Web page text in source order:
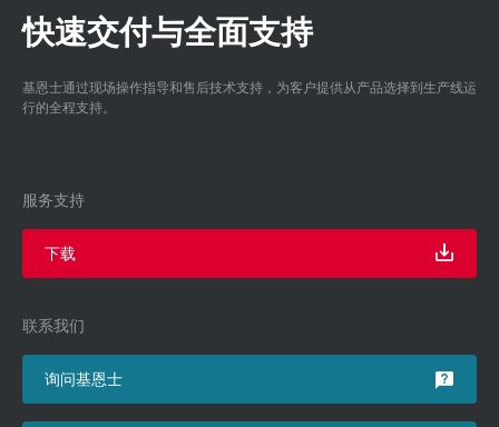
快速交付与全面支持
基恩士通过现场操作指导和售后技术支持，为客户提供从产品选择到生产线运
行的全程支持。
服务支持
下载
联系我们
询问基恩士